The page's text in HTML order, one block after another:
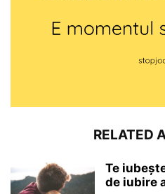
RELATED
Te
de iubire